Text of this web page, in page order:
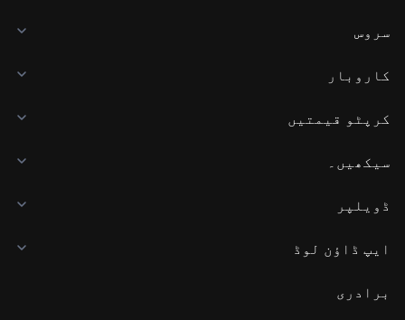
سروس
کاروبار
کرپٹو قیمتیں
سیکھیں۔
ڈویلپر
ایپ ڈاؤن لوڈ
برادری